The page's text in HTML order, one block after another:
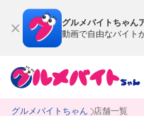
グルメバイトちゃん
動画で自由なバイト
グルメバイトちゃん 店舗一覧